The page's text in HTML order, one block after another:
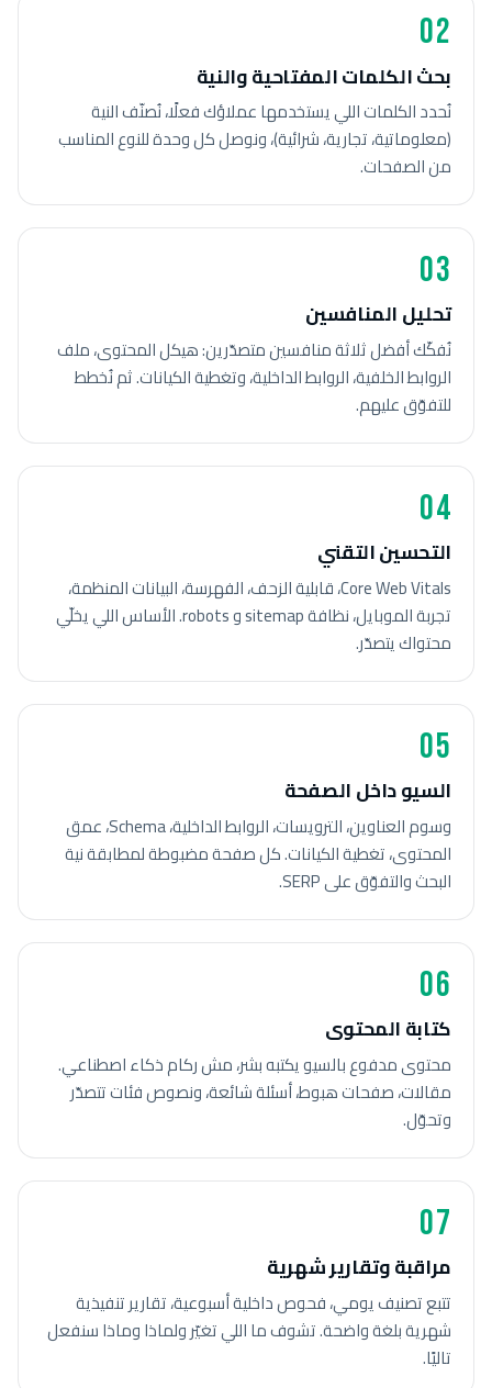
02
بحث الكلمات المفتاحية والنية
نُحدد الكلمات اللي يستخدمها عملاؤك فعلًا، نُصنّف النية
(معلوماتية، تجارية، شرائية)، ونوصل كل وحدة للنوع المناسب
من الصفحات.
03
تحليل المنافسين
نُفكّك أفضل ثلاثة منافسين متصدّرين: هيكل المحتوى، ملف
الروابط الخلفية، الروابط الداخلية، وتغطية الكيانات. ثم نُخطط
للتفوّق عليهم.
04
التحسين التقني
Core Web Vitals، قابلية الزحف، الفهرسة، البيانات المنظمة،
تجربة الموبايل، نظافة sitemap و robots. الأساس اللي يخلّي
محتواك يتصدّر.
05
السيو داخل الصفحة
وسوم العناوين، الترويسات، الروابط الداخلية، Schema، عمق
المحتوى، تغطية الكيانات. كل صفحة مضبوطة لمطابقة نية
البحث والتفوّق على SERP.
06
كتابة المحتوى
محتوى مدفوع بالسيو يكتبه بشر، مش ركام ذكاء اصطناعي.
مقالات، صفحات هبوط، أسئلة شائعة، ونصوص فئات تتصدّر
وتحوّل.
07
مراقبة وتقارير شهرية
تتبع تصنيف يومي، فحوص داخلية أسبوعية، تقارير تنفيذية
شهرية بلغة واضحة. تشوف ما اللي تغيّر ولماذا وماذا سنفعل
تاليًا.